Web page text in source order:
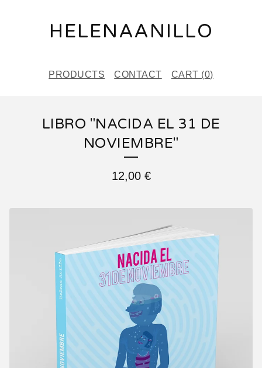
HELENAANILLO
PRODUCTS CONTACT CART (0)
LIBRO "NACIDA EL 31 DE
NOVIEMBRE"
12,00 €